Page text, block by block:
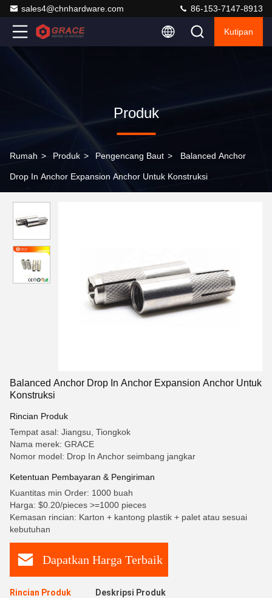
sales4@chnhardware.com 86-153-7147-8913
Kutipan
Produk
Rumah > Produk > Pengencang Baut > Balanced Anchor
Drop In Anchor Expansion Anchor Untuk Konstruksi
Balanced Anchor Drop In Anchor Expansion Anchor Untuk
Konstruksi
Rincian Produk
Tempat asal: Jiangsu, Tiongkok
Nama merek: GRACE
Nomor model: Drop In Anchor seimbang jangkar
Ketentuan Pembayaran & Pengiriman
Kuantitas min Order: 1000 buah
Harga: $0.20/pieces >=1000 pieces
Kemasan rincian: Karton + kantong plastik + palet atau sesuai
kebutuhan
Dapatkan Harga Terbaik
Rincian Produk Deskripsi Produk